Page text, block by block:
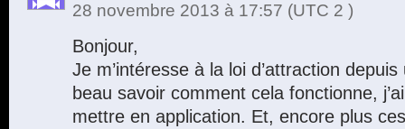
28 novembre 2013 à 17:57 (UTC 2 )
Bonjour,
Je m’intéresse à la loi d’attraction
beau savoir comment cela fonctionne,
mettre en application. Et, encore plus